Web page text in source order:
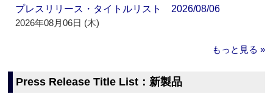
プレスリリース・タイトルリスト 2026/08/06
2026年08月06日 (木)
もっと見る »
Press Release Title List：新製品